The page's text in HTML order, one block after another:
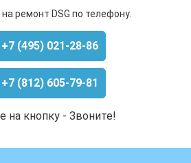
ремонт DSG по телефону.
(495) 021-28-86
(812) 605-79-81
на кнопку - Звоните!